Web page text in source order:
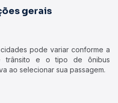
gerais
pode variar conforme a
trânsito e o tipo de ônibus
ao selecionar sua passagem.